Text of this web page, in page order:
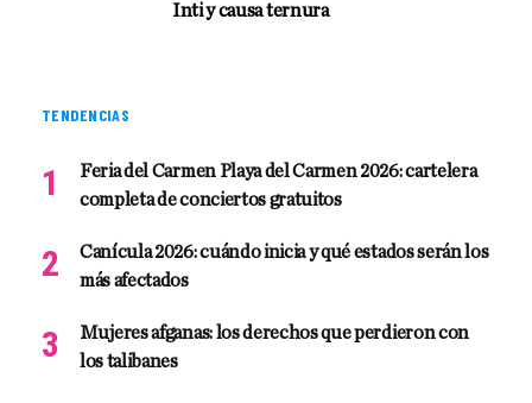
Inti y causa ternura
TENDENCIAS
Feria del Carmen Playa del Carmen 2026: cartelera
completa de conciertos gratuitos
Canícula 2026: cuándo inicia y qué estados serán los
más afectados
Mujeres afganas: los derechos que perdieron con
los talibanes